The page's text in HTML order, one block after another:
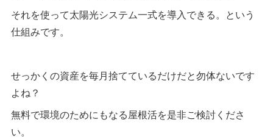
それを使って太陽光システム一式を導入できる。という
仕組みです。
せっかくの資産を毎月捨てているだけだと勿体ないです
よね？
無料で環境のためにもなる屋根活を是非ご検討くださ
い。